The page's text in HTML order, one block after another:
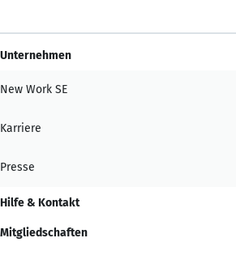
Unternehmen
New Work SE
Karriere
Presse
Hilfe & Kontakt
Mitgliedschaften